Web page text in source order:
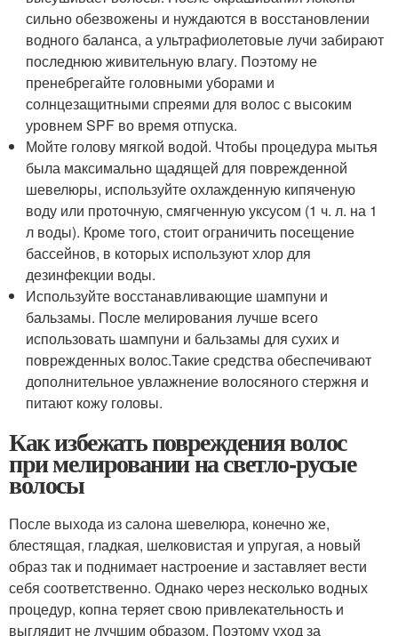
сильно обезвожены и нуждаются в восстановлении
водного баланса, а ультрафиолетовые лучи забирают
последнюю живительную влагу. Поэтому не
пренебрегайте головными уборами и
солнцезащитными спреями для волос с высоким
уровнем SPF во время отпуска.
Мойте голову мягкой водой. Чтобы процедура мытья
была максимально щадящей для поврежденной
шевелюры, используйте охлажденную кипяченую
воду или проточную, смягченную уксусом (1 ч. л. на 1
л воды). Кроме того, стоит ограничить посещение
бассейнов, в которых используют хлор для
дезинфекции воды.
Используйте восстанавливающие шампуни и
бальзамы. После мелирования лучше всего
использовать шампуни и бальзамы для сухих и
поврежденных волос.Такие средства обеспечивают
дополнительное увлажнение волосяного стержня и
питают кожу головы.
Как избежать повреждения волос
при мелировании на светло-русые
волосы
После выхода из салона шевелюра, конечно же,
блестящая, гладкая, шелковистая и упругая, а новый
образ так и поднимает настроение и заставляет вести
себя соответственно. Однако через несколько водных
процедур, копна теряет свою привлекательность и
выглядит не лучшим образом. Поэтому уход за